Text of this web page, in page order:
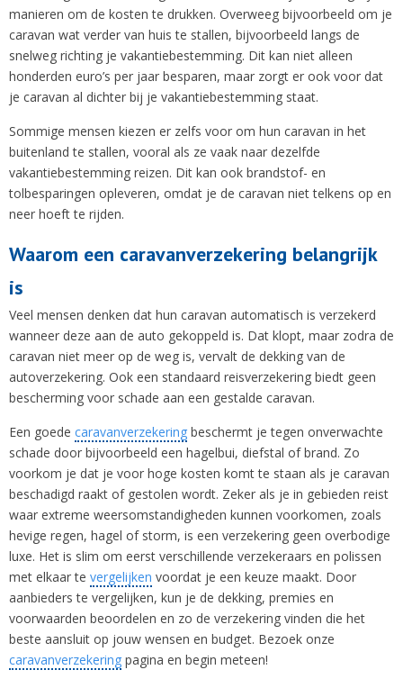
manieren om de kosten te drukken. Overweeg bijvoorbeeld om je
caravan wat verder van huis te stallen, bijvoorbeeld langs de
snelweg richting je vakantiebestemming. Dit kan niet alleen
honderden euro’s per jaar besparen, maar zorgt er ook voor dat
je caravan al dichter bij je vakantiebestemming staat.
Sommige mensen kiezen er zelfs voor om hun caravan in het
buitenland te stallen, vooral als ze vaak naar dezelfde
vakantiebestemming reizen. Dit kan ook brandstof- en
tolbesparingen opleveren, omdat je de caravan niet telkens op en
neer hoeft te rijden.
Waarom een caravanverzekering belangrijk
is
Veel mensen denken dat hun caravan automatisch is verzekerd
wanneer deze aan de auto gekoppeld is. Dat klopt, maar zodra de
caravan niet meer op de weg is, vervalt de dekking van de
autoverzekering. Ook een standaard reisverzekering biedt geen
bescherming voor schade aan een gestalde caravan.
Een goede caravanverzekering beschermt je tegen onverwachte
schade door bijvoorbeeld een hagelbui, diefstal of brand. Zo
voorkom je dat je voor hoge kosten komt te staan als je caravan
beschadigd raakt of gestolen wordt. Zeker als je in gebieden reist
waar extreme weersomstandigheden kunnen voorkomen, zoals
hevige regen, hagel of storm, is een verzekering geen overbodige
luxe. Het is slim om eerst verschillende verzekeraars en polissen
met elkaar te vergelijken voordat je een keuze maakt. Door
aanbieders te vergelijken, kun je de dekking, premies en
voorwaarden beoordelen en zo de verzekering vinden die het
beste aansluit op jouw wensen en budget. Bezoek onze
caravanverzekering pagina en begin meteen!